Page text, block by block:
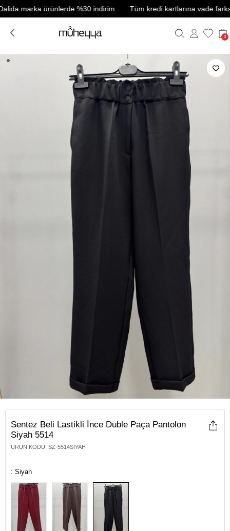
marka ürünlerde %30 indirim. Tüm kredi kartlarına vade farksız 3
0
Sentez Beli Lastikli İnce Duble Paça Pantolon
Siyah 5514
ÜRÜN KODU: SZ-5514SIYAH
: Siyah